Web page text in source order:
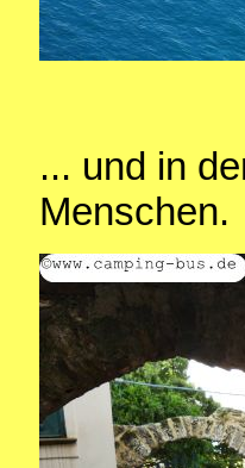
... und in
Menschen.